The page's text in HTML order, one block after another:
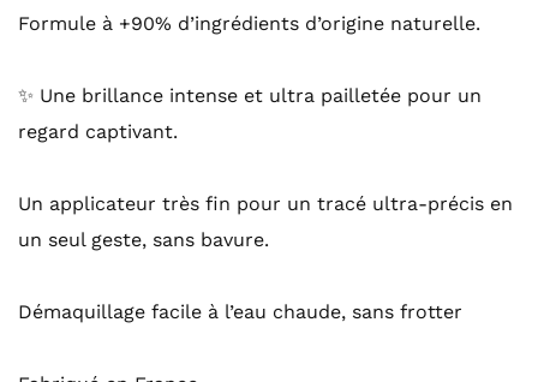
Formule à +90% d’ingrédients d’origine naturelle.
✨ Une brillance intense et ultra pailletée pour un
regard captivant.
Un applicateur très fin pour un tracé ultra-précis en
un seul geste, sans bavure.
Démaquillage facile à l’eau chaude, sans frotter